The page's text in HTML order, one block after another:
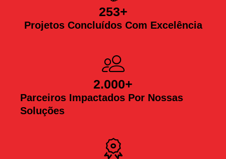
Projetos Concluídos Com Excelência
253+
Parceiros Impactados Por Nossas
Soluções
2.000+